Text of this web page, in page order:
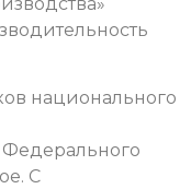
национального
С